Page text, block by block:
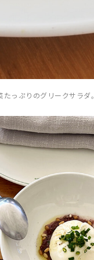
っぷりのグリークサラダ。